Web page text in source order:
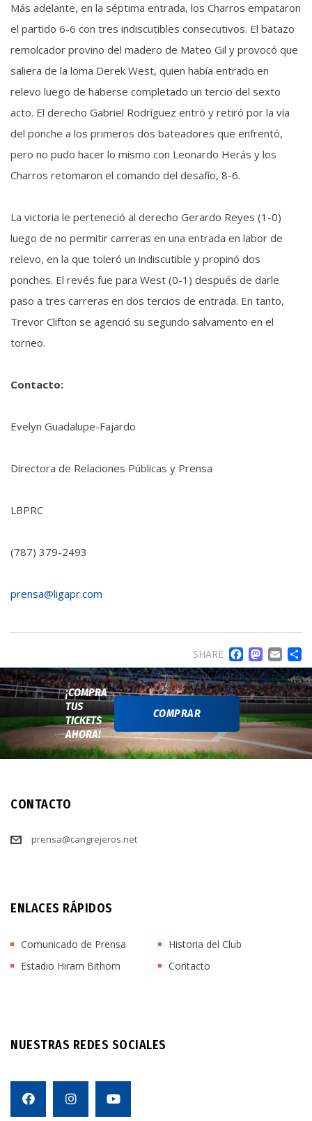
COMPRAR
¡COMPRA
TUS
TICKETS
AHORA!
Más adelante, en la séptima entrada, los Charros empataron
el partido 6-6 con tres indiscutibles consecutivos. El batazo
remolcador provino del madero de Mateo Gil y provocó que
saliera de la loma Derek West, quien había entrado en
relevo luego de haberse completado un tercio del sexto
acto. El derecho Gabriel Rodríguez entró y retiró por la vía
del ponche a los primeros dos bateadores que enfrentó,
pero no pudo hacer lo mismo con Leonardo Herás y los
Charros retomaron el comando del desafío, 8-6.
La victoria le perteneció al derecho Gerardo Reyes (1-0)
luego de no permitir carreras en una entrada en labor de
relevo, en la que toleró un indiscutible y propinó dos
ponches. El revés fue para West (0-1) después de darle
paso a tres carreras en dos tercios de entrada. En tanto,
Trevor Clifton se agenció su segundo salvamento en el
torneo.
Contacto:
Evelyn Guadalupe-Fajardo
Directora de Relaciones Públicas y Prensa
LBPRC
(787) 379-2493
prensa@ligapr.com
SHARE
CONTACTO
prensa@cangrejeros.net
ENLACES RÁPIDOS
Comunicado de Prensa
Historia del Club
Estadio Hiram Bithorn
Contacto
NUESTRAS REDES SOCIALES